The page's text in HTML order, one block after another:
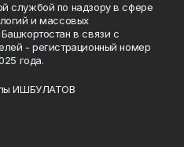
службой по надзору в сфере
и массовых
в связи с
- регистрационный номер
года.
ИШБУЛАТОВ